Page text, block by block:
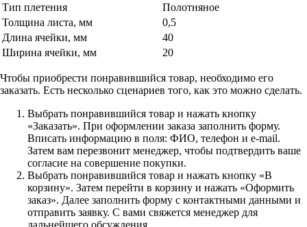
Тип плетения
Полотняное
Толщина листа, мм
0,5
Длина ячейки, мм
40
Ширина ячейки, мм
20
Чтобы приобрести понравившийся товар, необходимо его
заказать. Есть несколько сценариев того, как это можно сделать.
Выбрать понравившийся товар и нажать кнопку
«Заказать». При оформлении заказа заполнить форму.
Вписать информацию в поля: ФИО, телефон и e-mail.
Затем вам перезвонит менеджер, чтобы подтвердить ваше
согласие на совершение покупки.
Выбрать понравившийся товар и нажать кнопку «В
корзину». Затем перейти в корзину и нажать «Оформить
заказ». Далее заполнить форму с контактными данными и
отправить заявку. С вами свяжется менеджер для
дальнейшего обсуждения.